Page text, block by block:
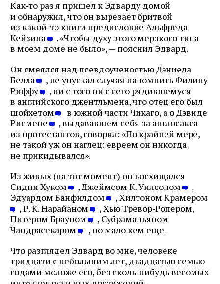
Как‑то раз я пришел к Эдварду домой
и обнаружил, что он вырезает бритвой
из какой‑то книги предисловие Альфреда
Кейзина
. «Чтобы духу этого мерзкого типа
в моем доме не было», — пояснил Эдвард.
Он смеялся над псевдоученостью Дэниела
Белла
, не упускал случая напомнить Филипу
Риффу
, ни с того ни с сего рядившемуся
в английского джентльмена, что отец его был
шойхетом
в южной части Чикаго, а о Дэвиде
Рисмене
, выдававшем себя за англосакса
из протестантов, говорил: «По крайней мере,
не такой уж он наглец: евреем он никогда
не прикидывался».
Из живых (на тот момент) он восхищался
Сидни Хуком
, Джеймсом К. Уилсоном
,
Эдуардом Банфилдом
, Хилтоном Крамером
, Р. К. Нарайаном
, Хью Тревор‑Ропером,
Питером Брауном
, Субраманьяном
Чандрасекаром
, но мало кем еще.
Что разглядел Эдвард во мне, человеке
тридцати с небольшим лет, двадцатью семью
годами моложе его, без сколь‑нибудь весомых